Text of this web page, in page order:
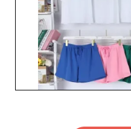
damskiej z zaufanym